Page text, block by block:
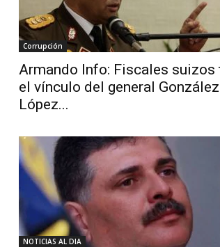
Digital
Corrupción
Armando Info: Fiscales suizos
el vínculo del general González
López...
NOTICIAS AL DIA